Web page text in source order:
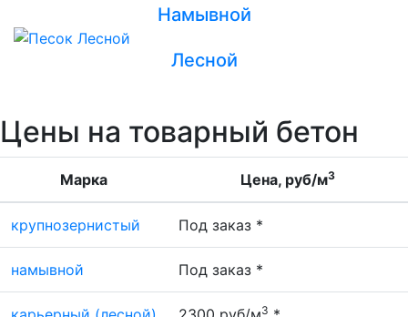
Намывной
Лесной
Цены на товарный бетон
Марка Цена, руб/м3
крупнозернистый Под заказ *
намывной Под заказ *
3